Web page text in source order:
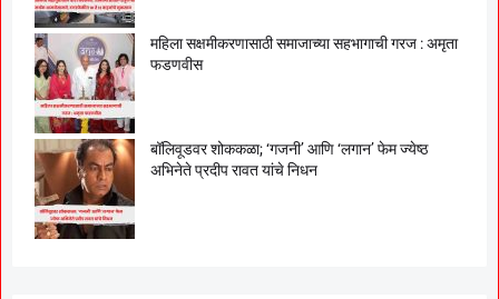
महिला सक्षमीकरणासाठी समाजाच्या सहभागाची गरज : अमृता
फडणवीस
बॉलिवूडवर शोककळा; ‘गजनी’ आणि ‘लगान’ फेम ज्येष्ठ
अभिनेते प्रदीप रावत यांचे निधन